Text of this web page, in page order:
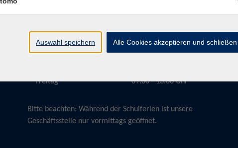
Dienstag
Freitag
15:30 - 17:30 Uhr
09:00 - 13:00 Uhr
Bitte beachten: Während der Schulferien ist unsere
Geschäftsstelle nur vormittags geöffnet.
Auswahl speichern Alle Cookies akzeptieren und schließen